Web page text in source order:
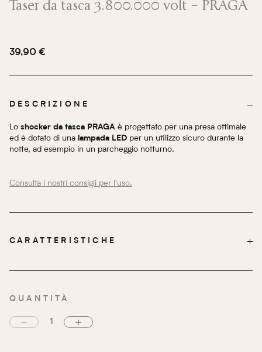
Taser da tasca 3.800.000 volt – PRAGA
39,90 €
DESCRIZIONE
Lo shocker da tasca PRAGA è progettato per una presa ottimale
ed è dotato di una lampada LED per un utilizzo sicuro durante la
notte, ad esempio in un parcheggio notturno.
Consulta i nostri consigli per l'uso.
CARATTERISTICHE
POTERE
QUANTITÀ